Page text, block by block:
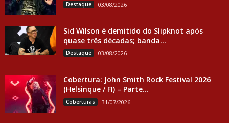
Destaque 03/08/2026
Sid Wilson é demitido do Slipknot após
quase três décadas; banda...
Destaque 03/08/2026
Cobertura: John Smith Rock Festival 2026
(Helsinque / FI) – Parte...
Coberturas 31/07/2026